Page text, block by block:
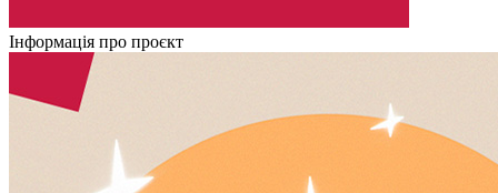
Інформація про проєкт